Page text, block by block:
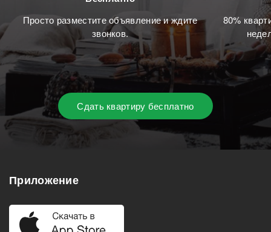
Просто разместите объявление и ждите
звонков.
80%
Сдать квартиру бесплатно
Приложение